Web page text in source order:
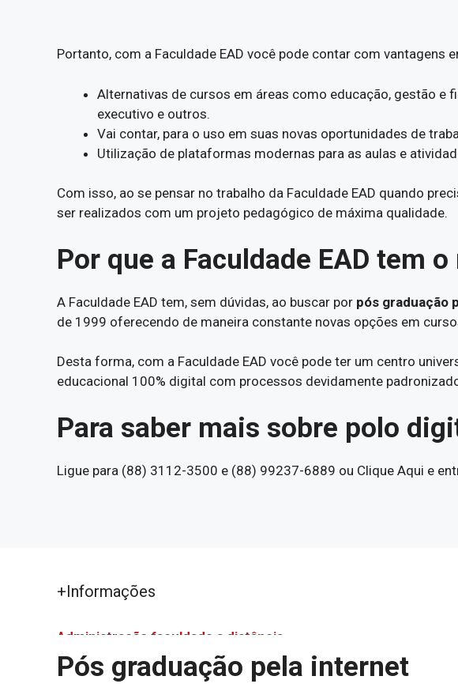
Portanto, com a Faculdade EAD você pode contar com
Alternativas de cursos em áreas como educação, gestão e
executivo e outros.
Vai contar, para o uso em suas novas oportunidades de
Utilização de plataformas modernas para as aulas e
Com isso, ao se pensar no trabalho da Faculdade EAD quando
ser realizados com um projeto pedagógico de máxima qualidade.
Por que a Faculdade EAD tem
A Faculdade EAD tem, sem dúvidas, ao buscar por pós graduação
de 1999 oferecendo de maneira constante novas opções em
Desta forma, com a Faculdade EAD você pode ter um centro
educacional 100% digital com processos devidamente
Para saber mais sobre polo
Ligue para (88) 3112-3500 e (88) 99237-6889 ou Clique Aqui e
+Informações
Administração faculdade a distância
Administração faculdade a distância
Assistência Social EAD
Pós graduação pela internet